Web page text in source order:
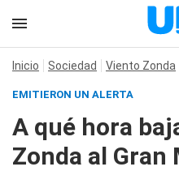
Inicio Sociedad Viento Zonda
EMITIERON UN ALERTA
A qué hora
Zonda al Gran